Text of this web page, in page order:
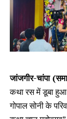
जांजगीर-चांपा
कथा रस में डूबा हुआ
गोपाल सोनी के